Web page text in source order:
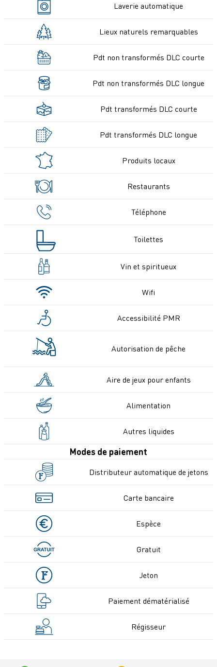
Laverie automatique
Lieux naturels remarquables
Pdt non transformés DLC courte
Pdt non transformés DLC longue
Pdt transformés DLC courte
Pdt transformés DLC longue
Produits locaux
Restaurants
Téléphone
Toilettes
Vin et spiritueux
Wifi
Accessibilité PMR
Autorisation de pêche
Aire de jeux pour enfants
Alimentation
Autres liquides
Modes de paiement
Distributeur automatique de jetons
Carte bancaire
Espèce
Gratuit
Jeton
Paiement dématérialisé
Régisseur